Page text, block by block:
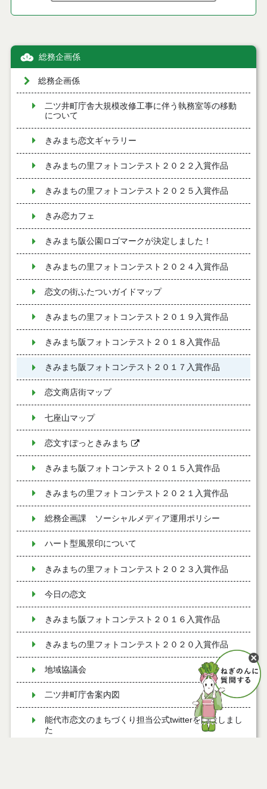
総務企画係
総務企画係
二ツ井町庁舎大規模改修工事に伴う執務室等の移動
について
きみまち恋文ギャラリー
きみまちの里フォトコンテスト２０２２入賞作品
きみまちの里フォトコンテスト２０２５入賞作品
きみ恋カフェ
きみまち阪公園ロゴマークが決定しました！
きみまちの里フォトコンテスト２０２４入賞作品
恋文の街ふたついガイドマップ
きみまちの里フォトコンテスト２０１９入賞作品
きみまち阪フォトコンテスト２０１８入賞作品
きみまち阪フォトコンテスト２０１７入賞作品
恋文商店街マップ
七座山マップ
恋文すぽっときみまち
きみまち阪フォトコンテスト２０１５入賞作品
きみまちの里フォトコンテスト２０２１入賞作品
総務企画課 ソーシャルメディア運用ポリシー
ハート型風景印について
きみまちの里フォトコンテスト２０２３入賞作品
今日の恋文
きみまち阪フォトコンテスト２０１６入賞作品
きみまちの里フォトコンテスト２０２０入賞作品
地域協議会
二ツ井町庁舎案内図
能代市恋文のまちづくり担当公式twitterを開設しまし
た